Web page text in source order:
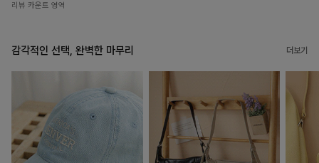
리뷰 카운트 영역
감각적인 선택, 완벽한 마무리 더보기